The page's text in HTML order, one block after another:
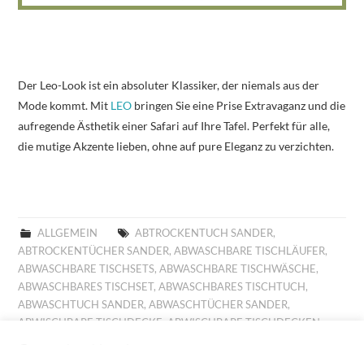
Der Leo-Look ist ein absoluter Klassiker, der niemals aus der
Mode kommt. Mit LEO bringen Sie eine Prise Extravaganz und die
aufregende Ästhetik einer Safari auf Ihre Tafel. Perfekt für alle,
die mutige Akzente lieben, ohne auf pure Eleganz zu verzichten.
ALLGEMEIN ABTROCKENTUCH SANDER,
ABTROCKENTÜCHER SANDER,ABWASCHBARE TISCHLÄUFER,
ABWASCHBARE TISCHSETS,ABWASCHBARE TISCHWÄSCHE,
ABWASCHBARES TISCHSET,ABWASCHBARES TISCHTUCH,
ABWASCHTUCH SANDER,ABWASCHTÜCHER SANDER,
ABWISCHBARE TISCHDECKE
ABWISCHBARE TISCHDECKEN